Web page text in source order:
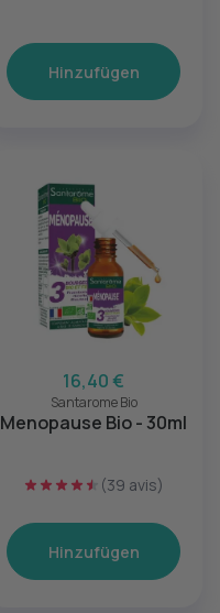
Hinzufügen
16,40 €
Santarome Bio
Menopause Bio - 30ml
(39 avis)
Hinzufügen